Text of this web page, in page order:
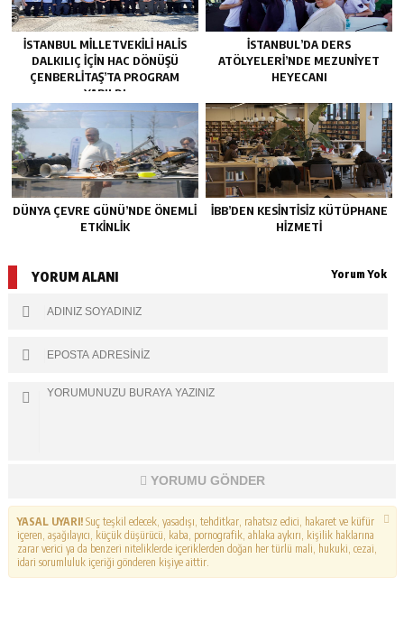
İSTANBUL MILLETVEKILI HALIS
DALKILIÇ IÇIN HAC DÖNÜŞÜ
ÇENBERLITAŞ’TA PROGRAM
YAPILDI
İSTANBUL’DA DERS
ATÖLYELERİ’NDE MEZUNİYET
HEYECANI
DÜNYA ÇEVRE GÜNÜ’NDE ÖNEMLİ
ETKİNLİK
İBB’DEN KESİNTİSİZ KÜTÜPHANE
HİZMETİ
YORUM ALANI Yorum Yok
YORUMU GÖNDER
YASAL UYARI!Suç teşkil edecek, yasadışı, tehditkar, rahatsız edici, hakaret ve küfür
içeren, aşağılayıcı, küçük düşürücü, kaba, pornografik, ahlaka aykırı, kişilik haklarına
zarar verici ya da benzeri niteliklerde içeriklerden doğan her türlü mali, hukuki, cezai,
idari sorumluluk içeriği gönderen kişiye aittir.